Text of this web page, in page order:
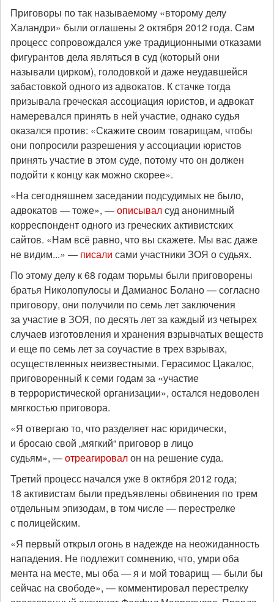
Приговоры по так называемому «второму делу
Халандри» были оглашены 2 октября 2012 года. Сам
процесс сопровождался уже традиционными отказами
фигурантов дела являться в суд (который они
называли цирком), голодовкой и даже неудавшейся
забастовкой одного из адвокатов. К стачке тогда
призывала греческая ассоциация юристов, и адвокат
намеревался принять в ней участие, однако судья
оказался против: «Скажите своим товарищам, чтобы
они попросили разрешения у ассоциации юристов
принять участие в этом суде, потому что он должен
подойти к концу как можно скорее».
«На сегодняшнем заседании подсудимых не было,
адвокатов — тоже», —описывалсуд анонимный
корреспондент одного из греческих активистских
сайтов. «Нам всё равно, что вы скажете. Мы вас даже
не видим...» — писали сами участники ЗОЯ о судьях.
По этому делу к 68 годам тюрьмы были приговорены
братья Николопулосы и Дамианос Болано — согласно
приговору, они получили по семь лет заключения
за участие в ЗОЯ, по десять лет за каждый из четырех
случаев изготовления и хранения взрывчатых веществ
и еще по семь лет за соучастие в трех взрывах,
осуществленных неизвестными. Герасимос Цакалос,
приговоренный к семи годам за «участие
в террористической организации», остался недоволен
мягкостью приговора.
«Я отвергаю то, что разделяет нас юридически,
и бросаю свой „мягкий“ приговор в лицо
судьям», —отреагировалон на решение суда.
Третий процесс начался уже 8 октября 2012 года;
18 активистам были предъявлены обвинения по трем
отдельным эпизодам, в том числе — перестрелке
с полицейским.
«Я первый открыл огонь в надежде на неожиданность
нападения. Не подлежит сомнению, что, умри оба
мента на месте, мы оба — я и мой товарищ — были бы
сейчас на свободе», — комментировал перестрелку